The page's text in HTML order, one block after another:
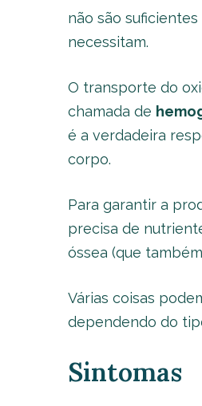
não são
necessitam.
O transporte do
chamada de
é a verdadeira
corpo.
Para garantir a
precisa de
óssea (que
Várias coisas
dependendo do
Sintomas